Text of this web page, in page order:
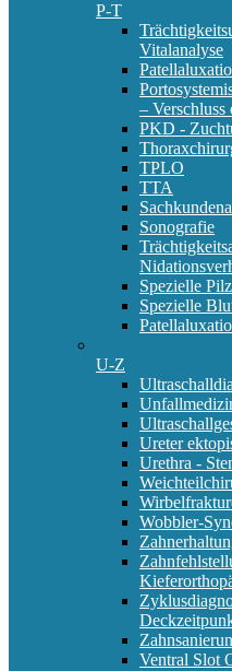
P-T
Vitalanalyse
– Verschluss
PKD -
TPLO
TTA
Sonografie
Spezielle
Spezielle
U-Z
Ureter
Urethra -
Wobbler-
Ventral Slot